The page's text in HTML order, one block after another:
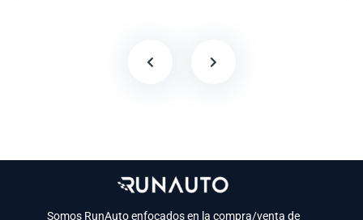
Somos RunAuto enfocados en la compra/venta de